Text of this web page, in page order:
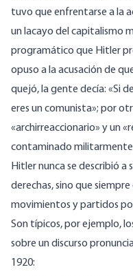
tuvo que enfrentarse a la
un lacayo del capitalismo
programático que Hitler
opuso a la acusación de
quejó, la gente decía: «Si
eres un comunista»; por
«archirreaccionario» y un
contaminado
Hitler nunca se describió
derechas, sino que
movimientos y partidos
Son típicos, por ejemplo,
sobre un discurso
1920: